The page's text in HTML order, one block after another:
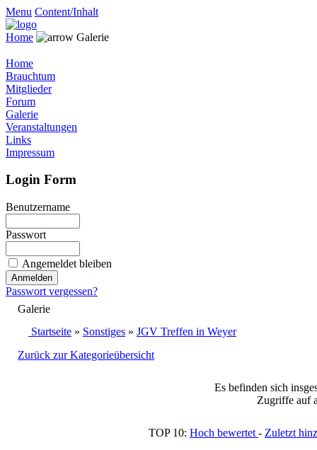
Menu Content/Inhalt
Home Galerie
Home
Brauchtum
Mitglieder
Forum
Galerie
Veranstaltungen
Links
Impressum
Login Form
Benutzername
Passwort
Angemeldet bleiben
Passwort vergessen?
Galerie
Startseite » Sonstiges » JGV Treffen in Weyer
Zurück zur Kategorieübersicht
Es befinden sich
Zugriffe auf
TOP 10: Hoch bewertet - Zuletzt